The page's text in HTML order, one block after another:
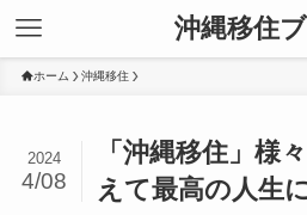
沖縄移住
ホーム 沖縄移住
「沖縄移住」様
えて最高の人生
2024
4/08